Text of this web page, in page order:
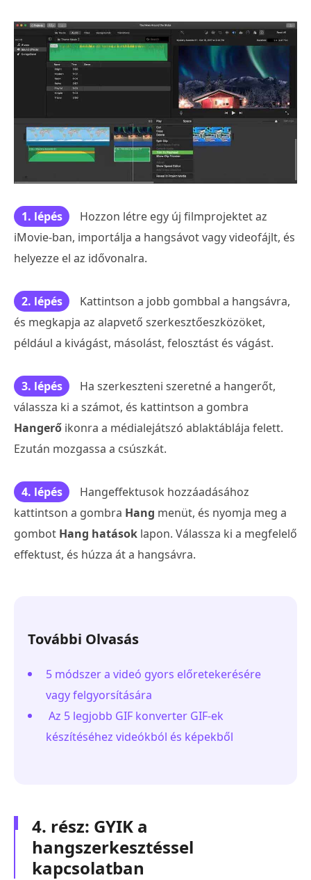
1. lépés
Hozzon létre egy új filmprojektet az
iMovie-ban, importálja a hangsávot vagy videofájlt, és
helyezze el az idővonalra.
2. lépés
Kattintson a jobb gombbal a hangsávra,
és megkapja az alapvető szerkesztőeszközöket,
például a kivágást, másolást, felosztást és vágást.
3. lépés
Ha szerkeszteni szeretné a hangerőt,
válassza ki a számot, és kattintson a gombra
Hangerő ikonra a médialejátszó ablaktáblája felett.
Ezután mozgassa a csúszkát.
4. lépés
Hangeffektusok hozzáadásához
kattintson a gombra Hang menüt, és nyomja meg a
gombot Hang hatások lapon. Válassza ki a megfelelő
effektust, és húzza át a hangsávra.
További Olvasás
5 módszer a videó gyors előretekerésére
vagy felgyorsítására
Az 5 legjobb GIF konverter GIF-ek
készítéséhez videókból és képekből
4. rész: GYIK a
hangszerkesztéssel
kapcsolatban